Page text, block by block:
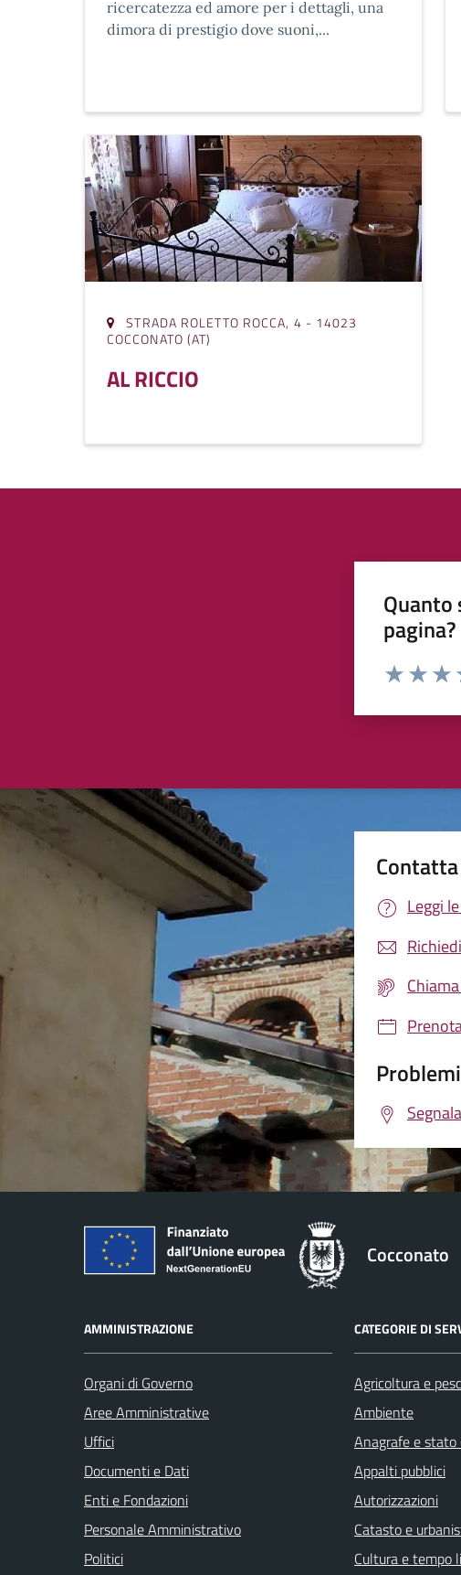
ricercatezza ed amore per i dettagli, una
dimora di prestigio dove suoni,...
STRADA ROLETTO ROCCA, 4 - 14023
COCCONATO (AT)
AL RICCIO
Quanto
pagina?
Valuta da 1 a
Leggi
Cocconato
AMMINISTRAZIONE
Organi di Governo
Aree Amministrative
Uffici
Documenti e Dati
Enti e Fondazioni
Personale Amministrativo
Politici
CATEGORIE DI
Agricoltura e
Ambiente
Anagrafe e stato
Appalti pubblici
Autorizzazioni
Catasto e
Cultura e tempo